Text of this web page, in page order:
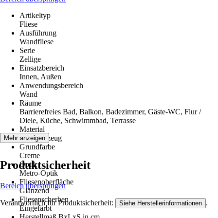
Artikeltyp
Fliese
Ausführung
Wandfliese
Serie
Zellige
Einsatzbereich
Innen, Außen
Anwendungsbereich
Wand
Räume
Barrierefreies Bad, Balkon, Badezimmer, Gäste-WC, Flur /
Diele, Küche, Schwimmbad, Terrasse
Material
Feinsteinzeug
Grundfarbe
Creme
Optik
Metro-Optik
Fliesenoberfläche
Glänzend
Fliesenscherben
Eingefärbt
Mehr anzeigen
Produktsicherheit
Bereich überspringen
Verantwortlich für Produktsicherheit: Siehe Herstellerinformationen .